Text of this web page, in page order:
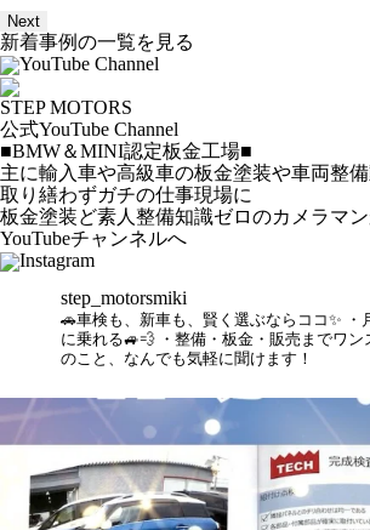
Next
新着事例の一覧を見る
YouTube Channel
STEP MOTORS
公式YouTube Channel
■BMW＆MINI認定板金工場■
主に輸入車や高級車の板金塗装や車両整備
取り繕わずガチの仕事現場に
板金塗装ど素人整備知識ゼロのカメラマン
YouTubeチャンネルへ
Instagram
step_motorsmiki
🚗車検も、新車も、賢く選ぶならココ✨ ・
に乗れる🚙💨 ・整備・板金・販売までワン
のこと、なんでも気軽に聞けます！